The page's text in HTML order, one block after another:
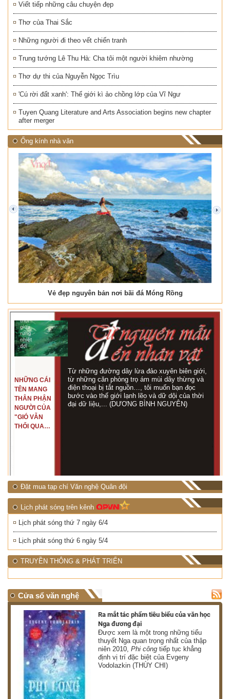
Viết tiếp những câu chuyện đẹp
Thơ của Thai Sắc
Những người đi theo vết chiến tranh
Trung tướng Lê Thu Hà: Cha tôi một người khiêm nhường
Thơ dự thi của Nguyễn Ngọc Trìu
'Cú rời đất xanh': Thế giới kì ảo chồng lớp của Vĩ Ngư
Tuyen Quang Literature and Arts Association begins new chapter
after merger
Ống kính nhà văn
Vẻ đẹp nguyên bản nơi bãi đá Móng Rồng
prev next
NHỮNG CÁI
TÊN MANG
THÂN PHẬN
NGƯỜI CỦA
"GIÓ VẪN
THỔI QUA
Từ những đường dây lừa đảo xuyên biên giới,
từ những căn phòng trọ ám mùi dây thừng và
điện thoại bị tắt nguồn…, tôi muốn bạn đọc
bước vào thế giới lạnh lẽo và dữ dội của thời
đại dữ liệu,... (DƯƠNG BÌNH NGUYÊN)
Đặt mua tạp chí Văn nghệ Quân đội
Lịch phát sóng trên kênh
Lịch phát sóng thứ 7 ngày 6/4
Lịch phát sóng thứ 6 ngày 5/4
TRUYỀN THÔNG & PHÁT TRIỂN
Cửa sổ văn nghệ
Ra mắt tác phẩm tiêu biểu của văn học
Nga đương đại
Được xem là một trong những tiểu
thuyết Nga quan trọng nhất của thập
niên 2010,Phi công tiếp tục khẳng
định vị trí đặc biệt của Evgeny
Vodolazkin (THÙY CHI)